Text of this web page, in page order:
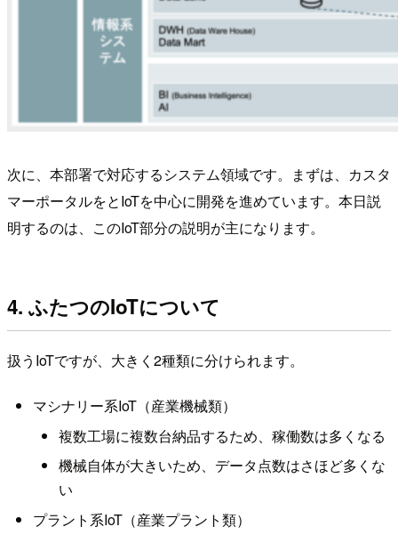
次に、本部署で対応するシステム領域です。まずは、カスタ
マーポータルをとIoTを中心に開発を進めています。本日説
明するのは、このIoT部分の説明が主になります。
4. ふたつのIoTについて
扱うIoTですが、大きく2種類に分けられます。
マシナリー系IoT（産業機械類）
複数工場に複数台納品するため、稼働数は多くなる
機械自体が大きいため、データ点数はさほど多くな
い
プラント系IoT（産業プラント類）